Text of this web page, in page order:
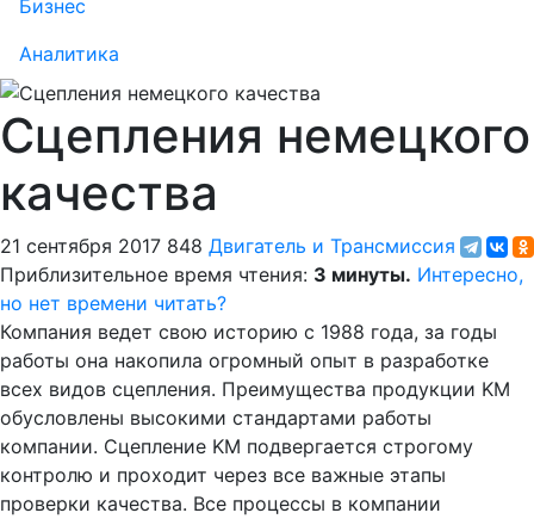
Бизнес
Аналитика
Сцепления немецкого
качества
21 сентября 2017 848 Двигатель и Трансмиссия
Приблизительное время чтения: 3 минуты. Интересно,
но нет времени читать?
Компания ведет свою историю с 1988 года, за годы
работы она накопила огромный опыт в разработке
всех видов сцепления. Преимущества продукции KM
обусловлены высокими стандартами работы
компании. Сцепление KM подвергается строгому
контролю и проходит через все важные этапы
проверки качества. Все процессы в компании